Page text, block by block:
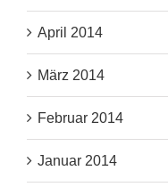
April 2014
März 2014
Februar 2014
Januar 2014